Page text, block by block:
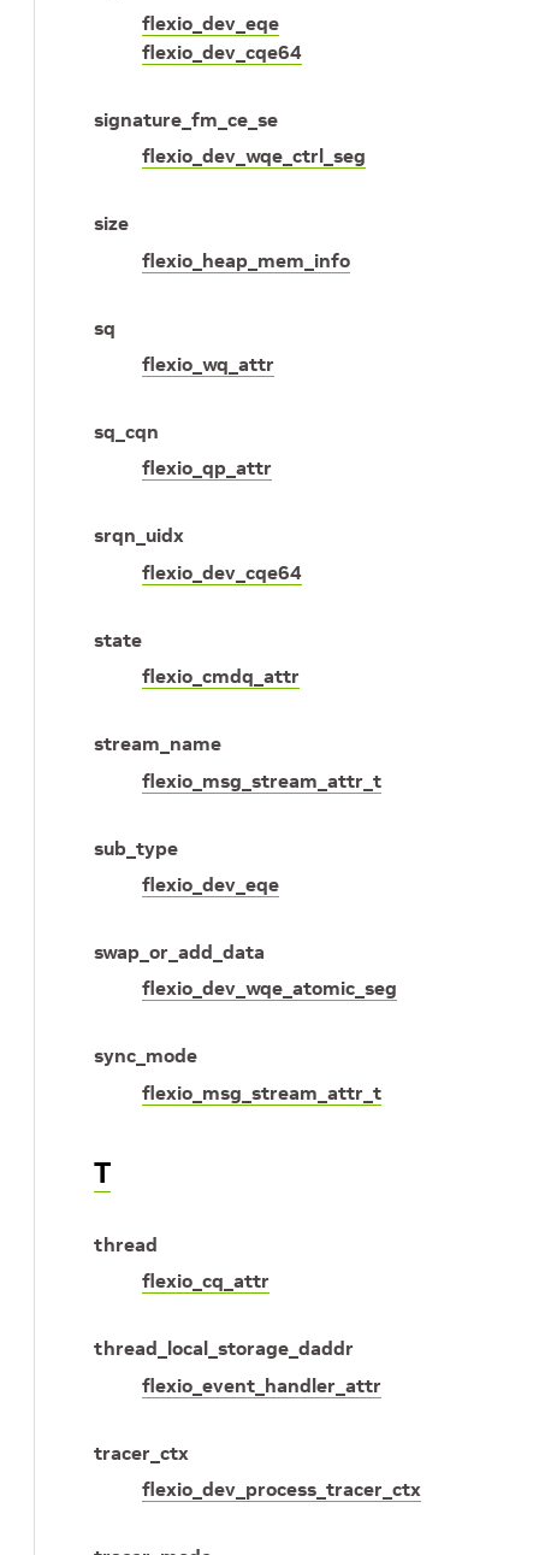
flexio_dev_eqe
flexio_dev_cqe64
signature_fm_ce_se
flexio_dev_wqe_ctrl_seg
size
flexio_heap_mem_info
sq
flexio_wq_attr
sq_cqn
flexio_qp_attr
srqn_uidx
flexio_dev_cqe64
state
flexio_cmdq_attr
stream_name
flexio_msg_stream_attr_t
sub_type
flexio_dev_eqe
swap_or_add_data
flexio_dev_wqe_atomic_seg
sync_mode
flexio_msg_stream_attr_t
T
thread
flexio_cq_attr
thread_local_storage_daddr
flexio_event_handler_attr
tracer_ctx
flexio_dev_process_tracer_ctx